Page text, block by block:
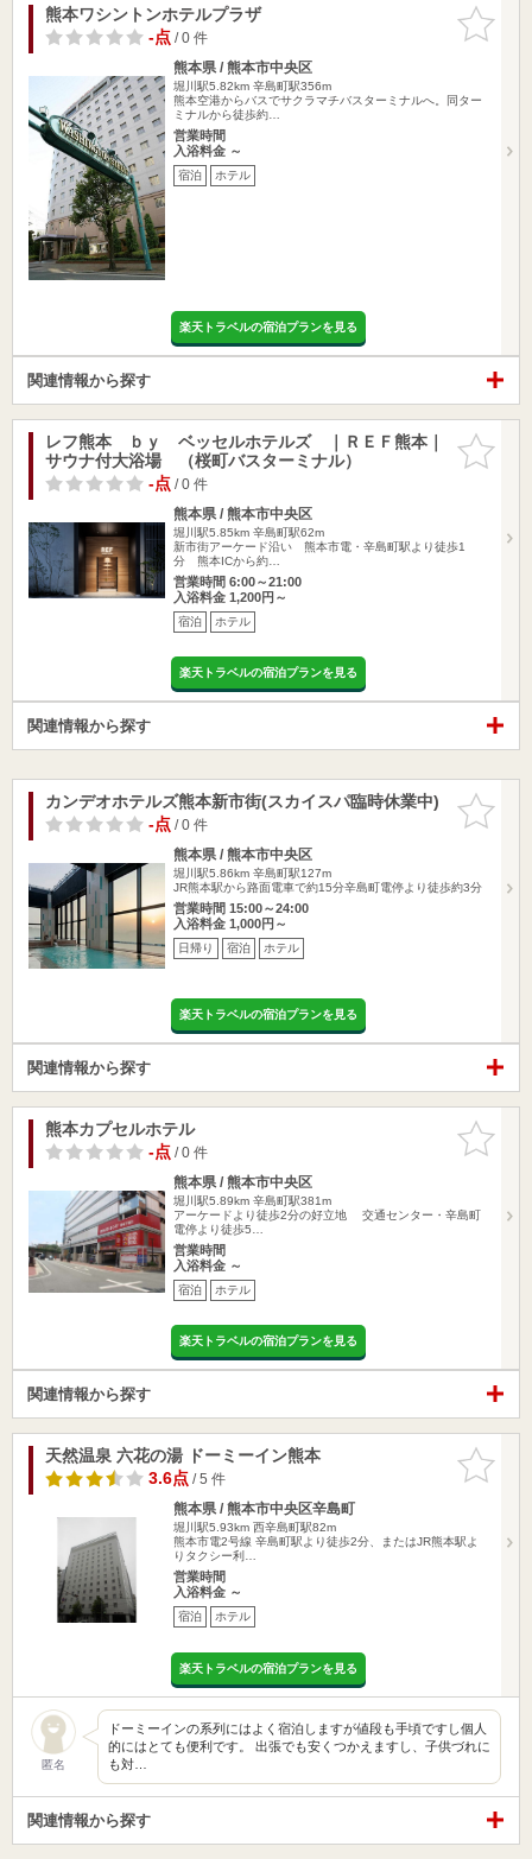
お気に入
りに追加
熊本ワシントンホテルプラザ
-点/ 0 件
熊本県 / 熊本市中央区
堀川駅5.82km 辛島町駅356m
熊本空港からバスでサクラマチバスターミナルへ。同ター
ミナルから徒歩約…
営業時間
入浴料金 ～
宿泊 ホテル
楽天トラベルの宿泊プランを見る
関連情報から探す
お気に入
りに追加
レフ熊本 ｂｙ ベッセルホテルズ ｜ＲＥＦ熊本｜
サウナ付大浴場 （桜町バスターミナル）
-点/ 0 件
熊本県 / 熊本市中央区
堀川駅5.85km 辛島町駅62m
新市街アーケード沿い 熊本市電・辛島町駅より徒歩1
分 熊本ICから約…
営業時間 6:00～21:00
入浴料金 1,200円～
宿泊 ホテル
楽天トラベルの宿泊プランを見る
関連情報から探す
お気に入
りに追加
カンデオホテルズ熊本新市街(スカイスパ臨時休業中)
-点/ 0 件
熊本県 / 熊本市中央区
堀川駅5.86km 辛島町駅127m
JR熊本駅から路面電車で約15分辛島町電停より徒歩約3分
営業時間 15:00～24:00
入浴料金 1,000円～
日帰り 宿泊 ホテル
楽天トラベルの宿泊プランを見る
関連情報から探す
お気に入
りに追加
熊本カプセルホテル
-点/ 0 件
熊本県 / 熊本市中央区
堀川駅5.89km 辛島町駅381m
アーケードより徒歩2分の好立地 交通センター・辛島町
電停より徒歩5…
営業時間
入浴料金 ～
宿泊 ホテル
楽天トラベルの宿泊プランを見る
関連情報から探す
お気に入
りに追加
天然温泉 六花の湯 ドーミーイン熊本
3.6点/ 5 件
熊本県 / 熊本市中央区辛島町
堀川駅5.93km 西辛島町駅82m
熊本市電2号線 辛島町駅より徒歩2分、またはJR熊本駅よ
りタクシー利…
営業時間
入浴料金 ～
宿泊 ホテル
楽天トラベルの宿泊プランを見る
匿名
ドーミーインの系列にはよく宿泊しますが値段も手頃ですし個人
的にはとても便利です。 出張でも安くつかえますし、子供づれに
も対…
関連情報から探す